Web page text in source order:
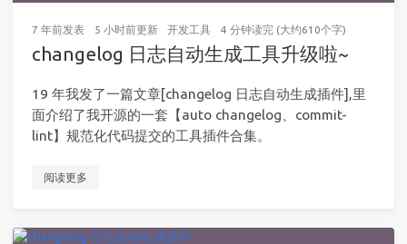
7 年前发表 5 小时前更新 开发工具 4 分钟读完 (大约610个字)
changelog 日志自动生成工具升级啦~
19 年我发了一篇文章[changelog 日志自动生成插件],里
面介绍了我开源的一套【auto changelog、commit-
lint】规范化代码提交的工具插件合集。
阅读更多